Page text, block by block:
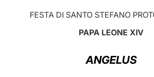
FESTA DI SANTO STEFANO
PAPA LEONE XIV
ANGELUS